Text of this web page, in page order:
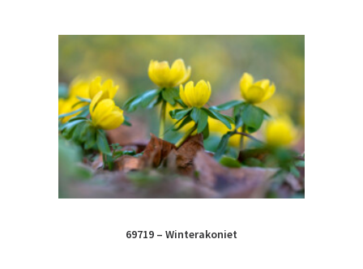
69719 – Winterakoniet